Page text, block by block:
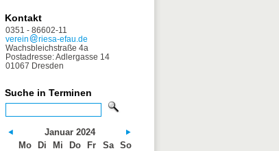
Kontakt
0351 - 86602-11
verein
riesa-efau.de
Wachsbleichstraße 4a
Postadresse: Adlergasse 14
01067 Dresden
Suche in Terminen
Januar 2024
Mo
Di Mi Do Fr Sa So